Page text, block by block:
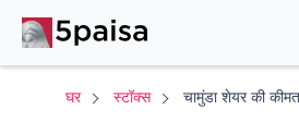
घर स्टॉक्स चामुंडा शेयर की कीमत